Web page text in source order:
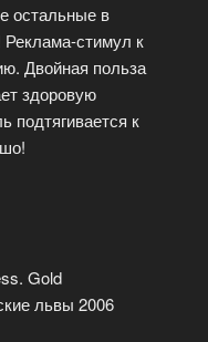
остальные в
стимул к
Двойная польза
здоровую
подтягивается к
Gold
львы 2006